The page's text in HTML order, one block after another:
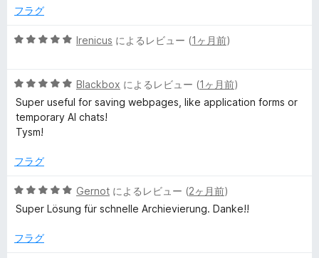
フラグ
5
中
5
の
評
Irenicus によるレビュー (1ヶ月前)
5
段
階
中
の
価
Blackbox によるレビュー (1ヶ月前)
Super useful for saving webpages, like application forms or
temporary AI chats!
Tysm!
フラグ
5
段
中
Gernot によるレビュー (2ヶ月前)
Super Lösung für schnelle Archievierung. Danke!!
フラグ